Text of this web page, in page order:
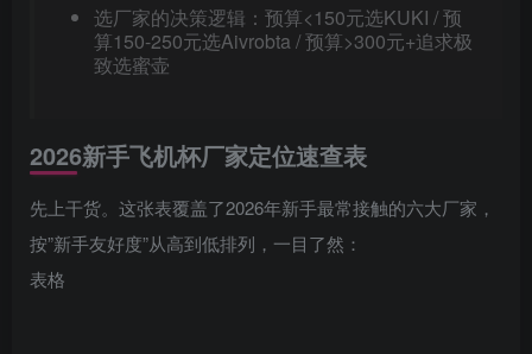
选厂家的决策逻辑：预算<150元选KUKI / 预
算150-250元选Aivrobta / 预算>300元+追求极
致选蜜壶
2026新手飞机杯厂家定位速查表
先上干货。这张表覆盖了2026年新手最常接触的六大厂家，
按”新手友好度”从高到低排列，一目了然：
表格